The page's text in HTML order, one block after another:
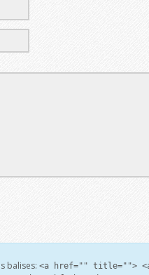
balises: <a href="" title="">